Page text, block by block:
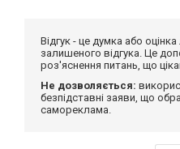
Відгук - це думка або
залишеного відгука. Це
роз'яснення питань, що
Не дозволяється:
безпідставні заяви, що
самореклама.